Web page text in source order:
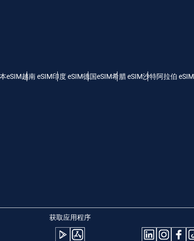
eSIM越南 eSIM印度 eSIM德国eSIM希腊 eSIM沙特阿拉伯 eSIM
获取应用程序